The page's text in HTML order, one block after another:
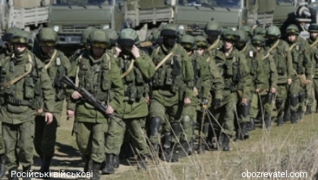
Російські військові obozrevatel.com